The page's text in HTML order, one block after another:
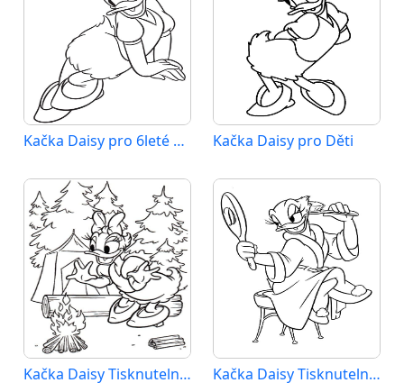
Kačka Daisy pro 6leté Děti Kačka Daisy pro Děti
Kačka Daisy Tisknutelný pro Děti Kačka Daisy Tisknutelný Zdarma